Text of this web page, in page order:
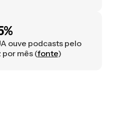
ouve podcasts pelo
por mês (fonte)